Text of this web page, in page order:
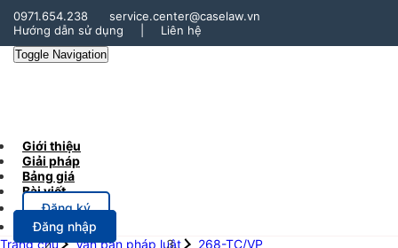
0971.654.238
service.center@caselaw.vn
Hướng dẫn sử dụng
Liên hệ
Toggle Navigation
Giới thiệu
Giải pháp
Bảng giá
Bài viết
Đăng ký
Đăng nhập
Trang chủ
Văn bản pháp luật 268-TC/VP